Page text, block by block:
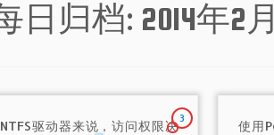
日归档: 2014年2
3
驱动器来说，访问权限决
使用